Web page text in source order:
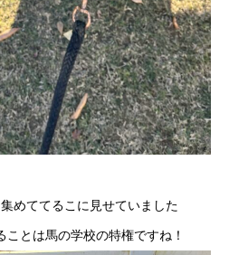
めててるこに見せていました
とは馬の学校の特権ですね！